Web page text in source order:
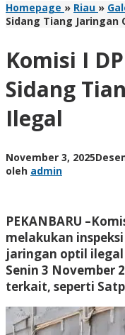
Homepage » Riau »
Sidang Tiang Jaringan
Komisi I
Sidang
Ilegal
November 3, 2025
oleh admin
PEKANBARU –
melakukan
jaringan optil
Senin 3 November
terkait, seperti